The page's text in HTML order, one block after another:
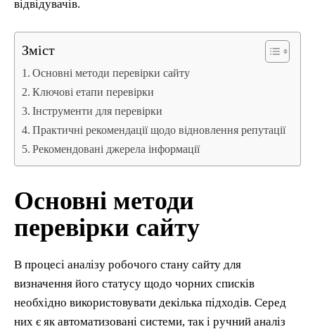
відвідувачів.
Зміст
Основні методи перевірки сайту
Ключові етапи перевірки
Інструменти для перевірки
Практичні рекомендації щодо відновлення репутації
Рекомендовані джерела інформації
Основні методи
перевірки сайту
В процесі аналізу робочого стану сайту для
визначення його статусу щодо чорних списків
необхідно використовувати декілька підходів. Серед
них є як автоматизовані системи, так і ручний аналіз